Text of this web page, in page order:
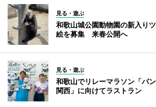
見る・遊ぶ
和歌山城公園動物園の新入り
絵を募集 来春公開へ
見る・遊ぶ
和歌山でリレーマラソン「パ
関西」に向けてラストラン